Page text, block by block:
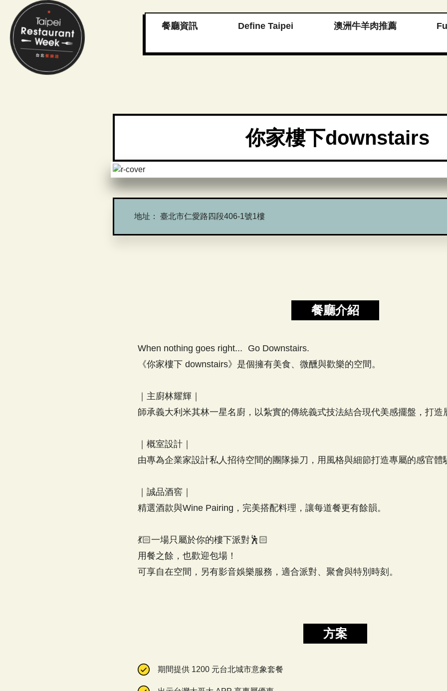
餐廳資訊 Define Taipei 澳洲牛羊肉推薦
你家樓下downstairs
地址： 臺北市仁愛路四段406-1號1樓
餐廳介紹
When nothing goes right... Go Downstairs.
《你家樓下 downstairs》是個擁有美食、微醺與歡樂的空間。
｜主廚林耀輝｜
師承義大利米其林一星名廚，以紮實的傳統義式技法結合現代美感擺盤，打造
｜概室設計｜
由專為企業家設計私人招待空間的團隊操刀，用風格與細節打造專屬的感官體
｜誠品酒窖｜
精選酒款與Wine Pairing，完美搭配料理，讓每道餐更有餘韻。
💃🏻一場只屬於你的樓下派對🕺🏻
用餐之餘，也歡迎包場！
方案
期間提供 1200 元台北城市意象套餐